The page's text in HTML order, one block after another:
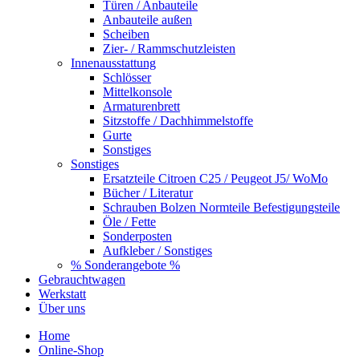
Türen / Anbauteile
Anbauteile außen
Scheiben
Zier- / Rammschutzleisten
Innenausstattung
Schlösser
Mittelkonsole
Armaturenbrett
Sitzstoffe / Dachhimmelstoffe
Gurte
Sonstiges
Sonstiges
Ersatzteile Citroen C25 / Peugeot J5/ WoMo
Bücher / Literatur
Schrauben Bolzen Normteile Befestigungsteile
Öle / Fette
Sonderposten
Aufkleber / Sonstiges
% Sonderangebote %
Gebrauchtwagen
Werkstatt
Über uns
Home
Online-Shop